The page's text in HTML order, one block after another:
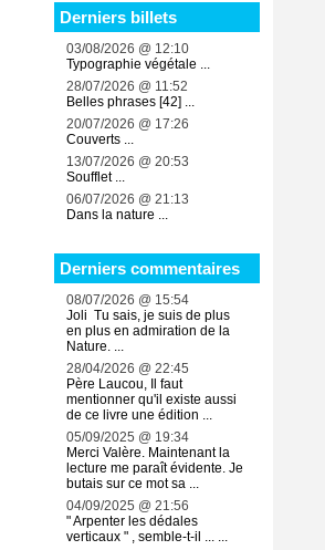
Derniers billets
03/08/2026 @ 12:10
Typographie végétale ...
28/07/2026 @ 11:52
Belles phrases [42] ...
20/07/2026 @ 17:26
Couverts ...
13/07/2026 @ 20:53
Soufflet ...
06/07/2026 @ 21:13
Dans la nature ...
Derniers commentaires
08/07/2026 @ 15:54
Joli Tu sais, je suis de plus
en plus en admiration de la
Nature. ...
28/04/2026 @ 22:45
Père Laucou, Il faut
mentionner qu'il existe aussi
de ce livre une édition ...
05/09/2025 @ 19:34
Merci Valère. Maintenant la
lecture me paraît évidente. Je
butais sur ce mot sa ...
04/09/2025 @ 21:56
" Arpenter les dédales
verticaux " , semble-t-il ... ...